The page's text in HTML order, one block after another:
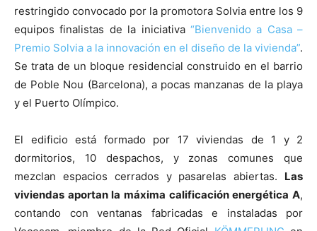
restringido convocado por la promotora Solvia entre los 9
equipos finalistas de la iniciativa “Bienvenido a Casa –
Premio Solvia a la innovación en el diseño de la vivienda”.
Se trata de un bloque residencial construido en el barrio
de Poble Nou (Barcelona), a pocas manzanas de la playa
y el Puerto Olímpico.
El edificio está formado por 17 viviendas de 1 y 2
dormitorios, 10 despachos, y zonas comunes que
mezclan espacios cerrados y pasarelas abiertas. Las
viviendas aportan la máxima calificación energética A,
contando con ventanas fabricadas e instaladas por